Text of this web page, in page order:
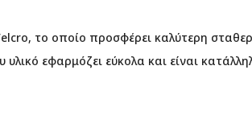
το οποίο προσφέρει καλύτερη
εφαρμόζει εύκολα και είναι